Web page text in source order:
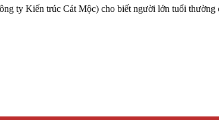
ty Kiến trúc Cát Mộc) cho biết người lớn tuổi